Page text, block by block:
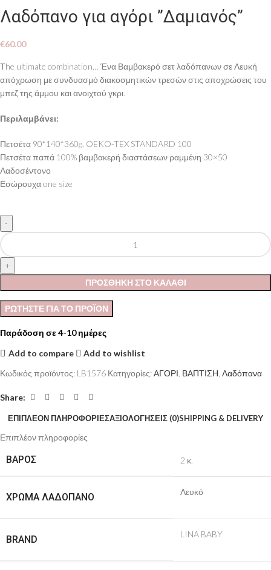
Λαδόπανο για αγόρι ”Δαμιανός”
€60.00
Τhe ultimate combination… Ένα Βαμβακερό σετ λαδόπανων σε Λευκή
απόχρωση με συνδυασμό διακοσμητικών τρεσών στις αποχρώσεις του
μπεζ της άμμου και ανοιχτού γκρι.
Περιλαμβάνει:
Πετσέτα 90*140*360g. OEKO-TEX STANDARD 100
Πετσέτα παπά 100% βαμβακερή διαστάσεων ραμμένη 30×50
Λαδοσέντονο
Εσώρουχα one size
ΠΡΟΣΘΉΚΗ ΣΤΟ ΚΑΛΆΘΙ
Παράδοση σε 4-10 ημέρες
Add to compare
Add to wishlist
Κωδικός προϊόντος: LB1576 Κατηγορίες:ΑΓΟΡΙ ΒΑΠΤΙΣΗ Λαδόπανα
Share:
ΕΠΙΠΛΈΟΝ ΠΛΗΡΟΦΟΡΊΕΣΑΞΙΟΛΟΓΉΣΕΙΣ (0)SHIPPING & DELIVERY
Επιπλέον πληροφορίες
ΒΆΡΟΣ 2 κ.
ΧΡΏΜΑ ΛΑΔΌΠΑΝΟ Λευκό
BRAND LINA BABY